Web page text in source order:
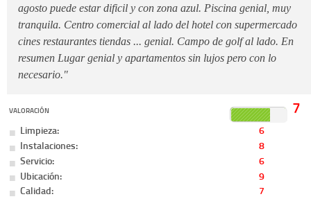
agosto puede estar dificil y con zona azul. Piscina genial, muy
tranquila. Centro comercial al lado del hotel con supermercado
cines restaurantes tiendas ... genial. Campo de golf al lado. En
resumen Lugar genial y apartamentos sin lujos pero con lo
necesario."
VALORACIÓN 7
Limpieza:
6
Instalaciones:
8
Servicio:
6
Ubicación:
9
Calidad:
7